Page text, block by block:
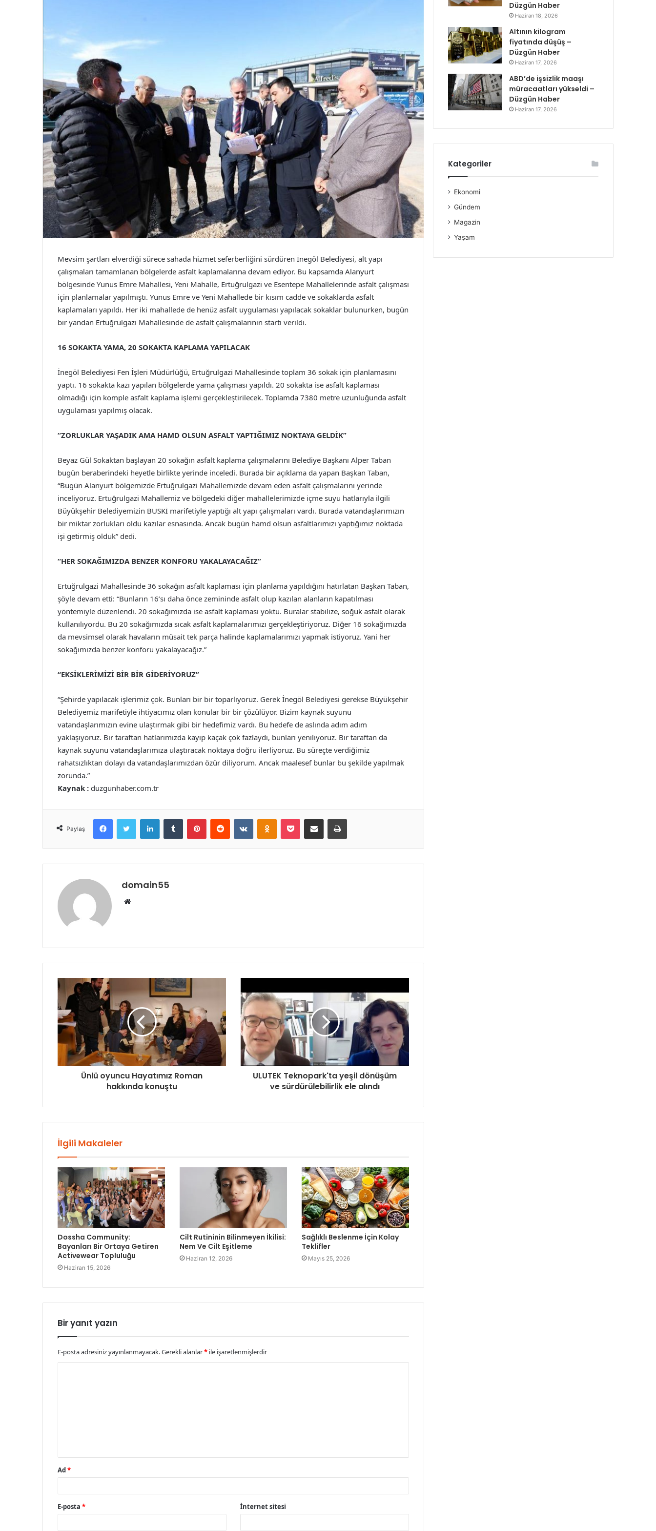
Mevsim şartları elverdiği sürece sahada hizmet seferberliğini sürdüren İnegöl Belediyesi, alt yapı
çalışmaları tamamlanan bölgelerde asfalt kaplamalarına devam ediyor. Bu kapsamda Alanyurt
bölgesinde Yunus Emre Mahallesi, Yeni Mahalle, Ertuğrulgazi ve Esentepe Mahallelerinde asfalt çalışması
için planlamalar yapılmıştı. Yunus Emre ve Yeni Mahallede bir kısım cadde ve sokaklarda asfalt
kaplamaları yapıldı. Her iki mahallede de henüz asfalt uygulaması yapılacak sokaklar bulunurken, bugün
bir yandan Ertuğrulgazi Mahallesinde de asfalt çalışmalarının startı verildi.
16 SOKAKTA YAMA, 20 SOKAKTA KAPLAMA YAPILACAK
İnegöl Belediyesi Fen İşleri Müdürlüğü, Ertuğrulgazi Mahallesinde toplam 36 sokak için planlamasını
yaptı. 16 sokakta kazı yapılan bölgelerde yama çalışması yapıldı. 20 sokakta ise asfalt kaplaması
olmadığı için komple asfalt kaplama işlemi gerçekleştirilecek. Toplamda 7380 metre uzunluğunda asfalt
uygulaması yapılmış olacak.
“ZORLUKLAR YAŞADIK AMA HAMD OLSUN ASFALT YAPTIĞIMIZ NOKTAYA GELDİK”
Beyaz Gül Sokaktan başlayan 20 sokağın asfalt kaplama çalışmalarını Belediye Başkanı Alper Taban
bugün beraberindeki heyetle birlikte yerinde inceledi. Burada bir açıklama da yapan Başkan Taban,
“Bugün Alanyurt bölgemizde Ertuğrulgazi Mahallemizde devam eden asfalt çalışmalarını yerinde
inceliyoruz. Ertuğrulgazi Mahallemiz ve bölgedeki diğer mahallelerimizde içme suyu hatlarıyla ilgili
Büyükşehir Belediyemizin BUSKİ marifetiyle yaptığı alt yapı çalışmaları vardı. Burada vatandaşlarımızın
bir miktar zorlukları oldu kazılar esnasında. Ancak bugün hamd olsun asfaltlarımızı yaptığımız noktada
işi getirmiş olduk” dedi.
“HER SOKAĞIMIZDA BENZER KONFORU YAKALAYACAĞIZ”
Ertuğrulgazi Mahallesinde 36 sokağın asfalt kaplaması için planlama yapıldığını hatırlatan Başkan Taban,
şöyle devam etti: “Bunların 16’sı daha önce zemininde asfalt olup kazılan alanların kapatılması
yöntemiyle düzenlendi. 20 sokağımızda ise asfalt kaplaması yoktu. Buralar stabilize, soğuk asfalt olarak
kullanılıyordu. Bu 20 sokağımızda sıcak asfalt kaplamalarımızı gerçekleştiriyoruz. Diğer 16 sokağımızda
da mevsimsel olarak havaların müsait tek parça halinde kaplamalarımızı yapmak istiyoruz. Yani her
sokağımızda benzer konforu yakalayacağız.”
“EKSİKLERİMİZİ BİR BİR GİDERİYORUZ”
“Şehirde yapılacak işlerimiz çok. Bunları bir bir toparlıyoruz. Gerek İnegöl Belediyesi gerekse Büyükşehir
Belediyemiz marifetiyle ihtiyacımız olan konular bir bir çözülüyor. Bizim kaynak suyunu
vatandaşlarımızın evine ulaştırmak gibi bir hedefimiz vardı. Bu hedefe de aslında adım adım
yaklaşıyoruz. Bir taraftan hatlarımızda kayıp kaçak çok fazlaydı, bunları yeniliyoruz. Bir taraftan da
kaynak suyunu vatandaşlarımıza ulaştıracak noktaya doğru ilerliyoruz. Bu süreçte verdiğimiz
rahatsızlıktan dolayı da vatandaşlarımızdan özür diliyorum. Ancak maalesef bunlar bu şekilde yapılmak
zorunda.”
Kaynak : duzgunhaber.com.tr
Paylaş
FacebookTwitter LinkedInTumblr PinterestReddit VKontakteOdnoklassniki
Pocket E-Posta ile paylaş Yazdır
domain55
Web
Ünlü oyuncu Hayatımız Roman
hakkında konuştu
ULUTEK Teknopark'ta yeşil dönüşüm
ve sürdürülebilirlik ele alındı
İlgili Makaleler
Dossha Community:
Bayanları Bir Ortaya Getiren
Activewear Topluluğu
Haziran 15, 2026
Cilt Rutininin Bilinmeyen İkilisi:
Nem Ve Cilt Eşitleme
Haziran 12, 2026
Sağlıklı Beslenme İçin Kolay
Teklifler
Mayıs 25, 2026
Bir yanıt yazın
E-posta adresiniz yayınlanmayacak.Gerekli alanlar* ile işaretlenmişlerdir
Ad*
E-posta * İnternet sitesi
Düzgün Haber
Haziran 18, 2026
Altının kilogram
fiyatında düşüş –
Düzgün Haber
Haziran 17, 2026
ABD’de işsizlik maaşı
müracaatları yükseldi –
Düzgün Haber
Haziran 17, 2026
Kategoriler
Ekonomi
Gündem
Magazin
Yaşam